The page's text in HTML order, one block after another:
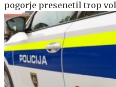
pogorje presenetil trop